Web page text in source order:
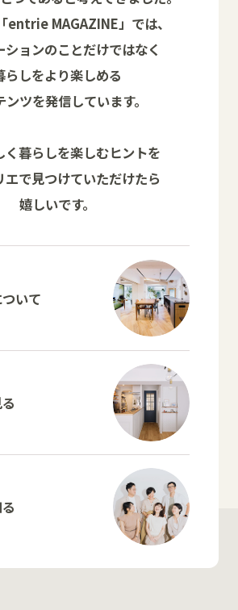
entrie MAGAZINE」では、
ションのことだけではなく
らしをより楽しめる
ンツを発信しています。
く暮らしを楽しむヒントを
エで見つけていただけたら
嬉しいです。
いて